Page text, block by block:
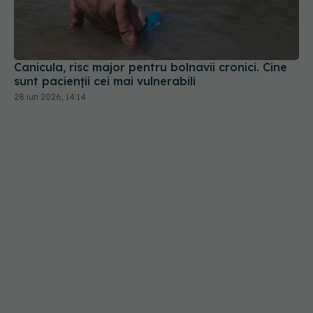
Canicula, risc major pentru bolnavii cronici. Cine
sunt pacienții cei mai vulnerabili
28 iun 2026, 14:14